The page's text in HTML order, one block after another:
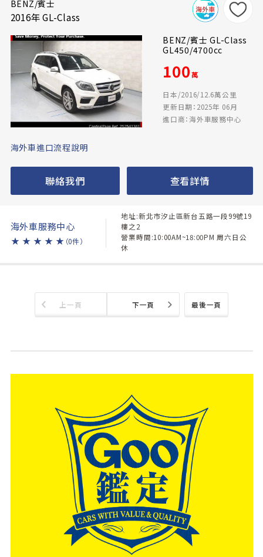
BENZ/賓士
2016年 GL-Class
BENZ/賓士 GL-Class
GL450/4700cc
100萬
日本/2016/12.6萬公里
更新日期：2025年 06月
進口商：海外車服務中心
海外車進口流程說明
聯絡我們 查看詳情
海外車服務中心
★ ★ ★ ★ ★ （0件）
地址:新北市汐止區新台五路一段99號19
樓之2
營業時間:10:00AM~18:00PM 周六日公
休
最後一頁
上一頁 下一頁